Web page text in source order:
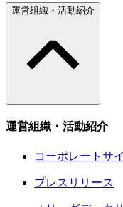
運営組織・活動紹介
運営組織・活動紹介
コーポレートサ
プレスリリース